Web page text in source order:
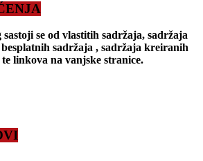
se od vlastitih sadržaja, sadržaja
sadržaja , sadržaja kreiranih
linkova na vanjske stranice.